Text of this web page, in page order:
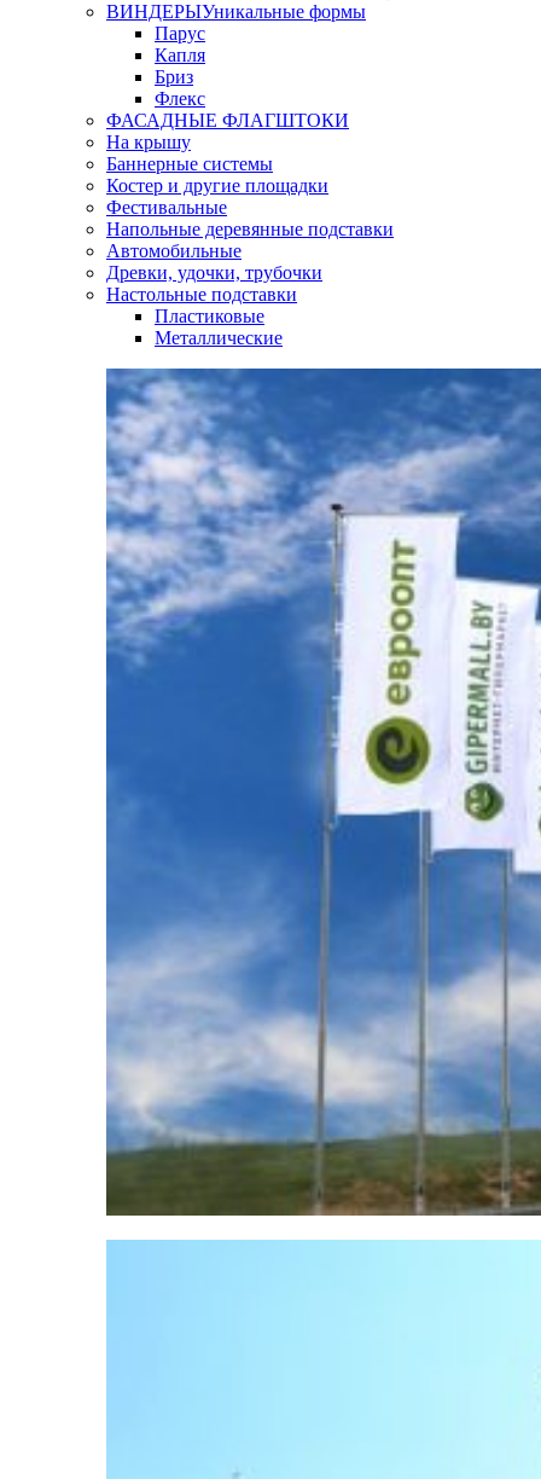
ВИНДЕРЫУникальные формы
Парус
Капля
Бриз
Флекс
ФАСАДНЫЕ ФЛАГШТОКИ
На крышу
Баннерные системы
Костер и другие площадки
Фестивальные
Напольные деревянные подставки
Автомобильные
Древки, удочки, трубочки
Настольные подставки
Пластиковые
Металлические